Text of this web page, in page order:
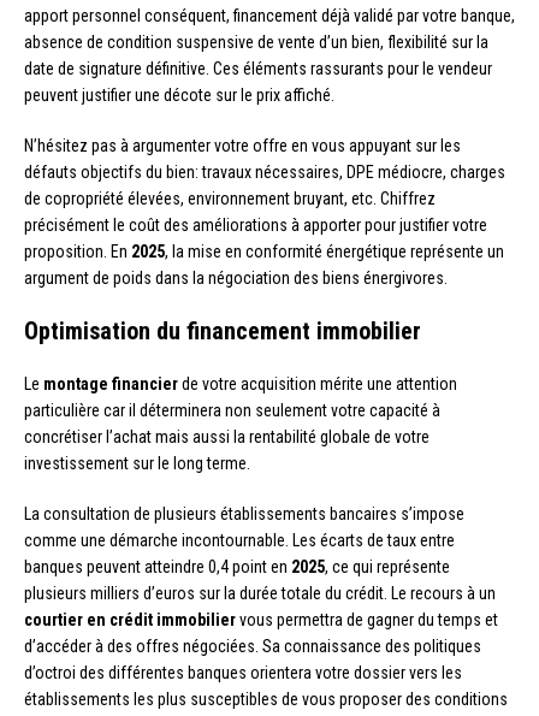
apport personnel conséquent, financement déjà validé par votre banque,
absence de condition suspensive de vente d’un bien, flexibilité sur la
date de signature définitive. Ces éléments rassurants pour le vendeur
peuvent justifier une décote sur le prix affiché.
N’hésitez pas à argumenter votre offre en vous appuyant sur les
défauts objectifs du bien: travaux nécessaires, DPE médiocre, charges
de copropriété élevées, environnement bruyant, etc. Chiffrez
précisément le coût des améliorations à apporter pour justifier votre
proposition. En 2025, la mise en conformité énergétique représente un
argument de poids dans la négociation des biens énergivores.
Optimisation du financement immobilier
Le montage financierde votre acquisition mérite une attention
particulière car il déterminera non seulement votre capacité à
concrétiser l’achat mais aussi la rentabilité globale de votre
investissement sur le long terme.
La consultation de plusieurs établissements bancaires s’impose
comme une démarche incontournable. Les écarts de taux entre
banques peuvent atteindre 0,4 point en 2025, ce qui représente
plusieurs milliers d’euros sur la durée totale du crédit. Le recours à un
courtier en crédit immobiliervous permettra de gagner du temps et
d’accéder à des offres négociées. Sa connaissance des politiques
d’octroi des différentes banques orientera votre dossier vers les
établissements les plus susceptibles de vous proposer des conditions